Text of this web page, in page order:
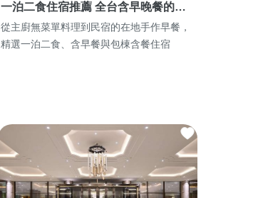
一泊二食住宿推薦 全台含早晚餐的…
從主廚無菜單料理到民宿的在地手作早餐，
精選一泊二食、含早餐與包棟含餐住宿